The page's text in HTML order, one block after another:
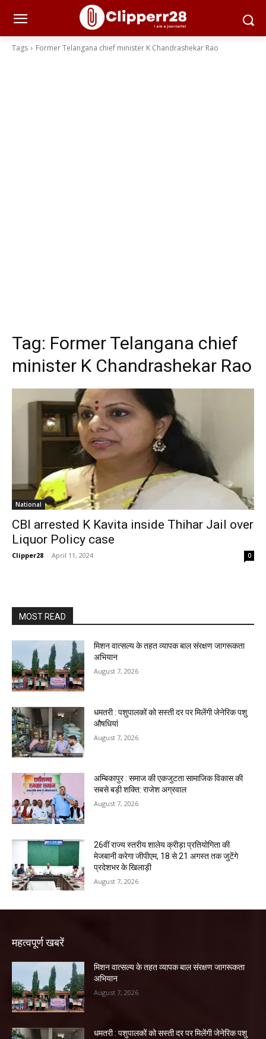
Tags Former Telangana chief minister K Chandrashekar Rao
Tag: Former Telangana chief
minister K Chandrashekar Rao
National
CBI arrested K Kavita inside Thihar Jail over
Liquor Policy case
Clipper28 - April 11, 2024 0
MOST READ
मिशन वात्सल्य के तहत व्यापक बाल संरक्षण जागरूकता
अभियान
August 7, 2026
धमतरी : पशुपालकों को सस्ती दर पर मिलेंगी जेनेरिक पशु
औषधियां
August 7, 2026
अम्बिकापुर : समाज की एकजुटता सामाजिक विकास की
सबसे बड़ी शक्ति: राजेश अग्रवाल
August 7, 2026
26वीं राज्य स्तरीय शालेय क्रीड़ा प्रतियोगिता की
मेजबानी करेगा जीपीएम, 18 से 21 अगस्त तक जुटेंगे
प्रदेशभर के खिलाड़ी
August 7, 2026
महत्वपूर्ण खबरें
मिशन वात्सल्य के तहत व्यापक बाल संरक्षण जागरूकता
अभियान
August 7, 2026
धमतरी : पशुपालकों को सस्ती दर पर मिलेंगी जेनेरिक पशु